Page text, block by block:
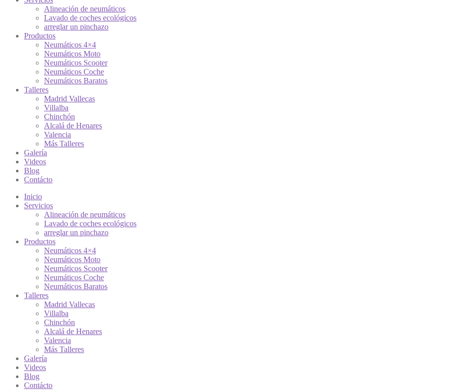
Alineación de neumáticos
Lavado de coches ecológicos
arreglar un pinchazo
Productos
Neumáticos 4×4
Neumáticos Moto
Neumáticos Scooter
Neumáticos Coche
Neumáticos Baratos
Talleres
Madrid Vallecas
Villalba
Chinchón
Alcalá de Henares
Valencia
Más Talleres
Galería
Videos
Blog
Contácto
Inicio
Servicios
Alineación de neumáticos
Lavado de coches ecológicos
arreglar un pinchazo
Productos
Neumáticos 4×4
Neumáticos Moto
Neumáticos Scooter
Neumáticos Coche
Neumáticos Baratos
Talleres
Madrid Vallecas
Villalba
Chinchón
Alcalá de Henares
Valencia
Más Talleres
Galería
Videos
Blog
Contácto